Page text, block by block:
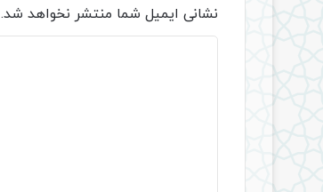
نشانی ایمیل شما منتشر نخواهد شد.